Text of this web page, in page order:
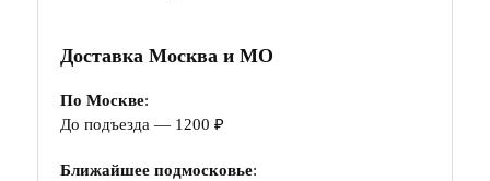
Доставка Москва и МО
По Москве:
До подъезда — 1200 ₽
Ближайшее подмосковье: